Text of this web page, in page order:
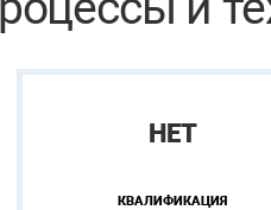
НЕТ
КВАЛИФИКАЦИЯ